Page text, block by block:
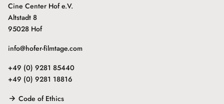
Cine Center Hof e.V.
Altstadt 8
95028 Hof
info@hofer-filmtage.com
+49 (0) 9281 85440
+49 (0) 9281 18816
Code of Ethics